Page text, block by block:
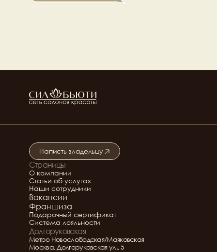
Страницы
О компании
Статьи об услугах
Наши сотрудники
Вакансии
Франшиза
Подарочный сертификат
Система лояльности
Написть владельцу
Подробнее о салоне
Долгоруковская
Метро Новослободская/Маяковская
Москва, Долгоруковская ул., 5